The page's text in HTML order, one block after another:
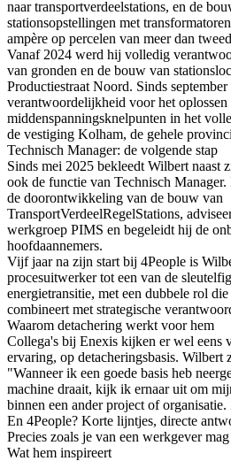
naar transportverdeelstations, en de
stationsopstellingen met
ampère op percelen van meer dan
Vanaf 2024 werd hij volledig
van gronden en de bouw van
Productiestraat Noord. Sinds
verantwoordelijkheid voor het oplossen
middenspanningsknelpunten in het
de vestiging Kolham, de gehele
Technisch Manager: de volgende stap
Sinds mei 2025 bekleedt Wilbert naast
ook de functie van Technisch
de doorontwikkeling van de bouw van
TransportVerdeelRegelStations,
werkgroep PIMS en begeleidt hij de
hoofdaannemers.
Vijf jaar na zijn start bij 4People is
procesuitwerker tot een van de
energietransitie, met een dubbele rol
combineert met strategische
Waarom detachering werkt voor hem
Collega's bij Enexis kijken er wel eens
ervaring, op detacheringsbasis. Wilbert
"Wanneer ik een goede basis heb
machine draait, kijk ik ernaar uit om
binnen een ander project of
En 4People? Korte lijntjes, directe
Precies zoals je van een werkgever
Wat hem inspireert